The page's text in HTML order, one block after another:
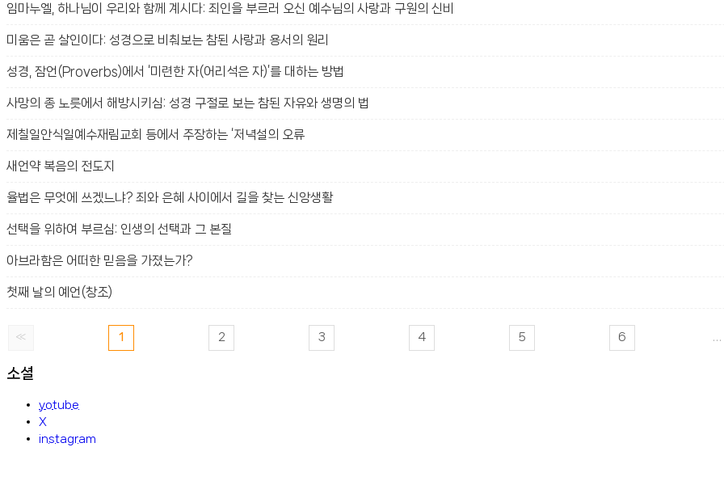
임마누엘, 하나님이 우리와 함께 계시다: 죄인을 부르러 오신 예수님의 사랑과 구원의 신비
미움은 곧 살인이다: 성경으로 비춰보는 참된 사랑과 용서의 원리
성경, 잠언(Proverbs)에서 ‘미련한 자(어리석은 자)’를 대하는 방법
사망의 종 노릇에서 해방시키심: 성경 구절로 보는 참된 자유와 생명의 법
제칠일안식일예수재림교회 등에서 주장하는 ‘저녁설의 오류
새언약 복음의 전도지
율법은 무엇에 쓰겠느냐? 죄와 은혜 사이에서 길을 찾는 신앙생활
선택을 위하여 부르심: 인생의 선택과 그 본질
아브라함은 어떠한 믿음을 가졌는가?
첫째 날의 예언(창조)
« 1 2 3 4 5 6 ...
소셜
yotube
X
instagram